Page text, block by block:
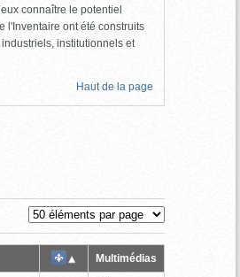
connaître le potentiel
l'Inventaire ont été construits
institutionnels et
Haut de la page
Multimédias